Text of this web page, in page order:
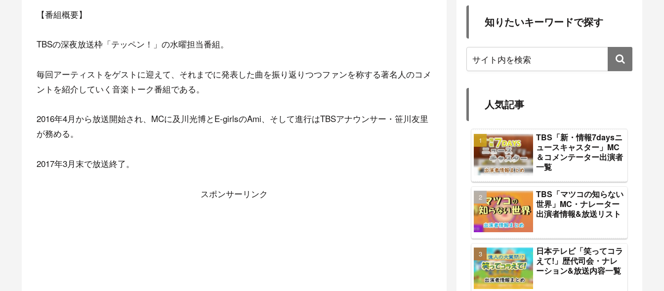
【番組概要】
TBSの深夜放送枠「テッペン！」の水曜担当番組。
毎回アーティストをゲストに迎えて、それまでに発表した曲を振り返りつつファンを称する著名人のコメ
ントを紹介していく音楽トーク番組である。
2016年4月から放送開始され、MCに及川光博とE-girlsのAmi、そして進行はTBSアナウンサー・笹川友里
が務める。
2017年3月末で放送終了。
スポンサーリンク
知りたいキーワードで探す
人気記事
TBS「新・情報7daysニ
ュースキャスター」MC
＆コメンテーター出演者
一覧
TBS「マツコの知らない
世界」MC・ナレーター
出演者情報&放送リスト
日本テレビ「笑ってコラ
えて!」歴代司会・ナレ
ーション&放送内容一覧